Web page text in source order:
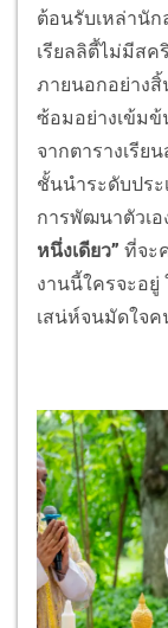
ต้อนรับเหล่านัก
เรียลลิตี้ไม่มีส
ภายนอกอย่างสิ้
ซ้อมอย่างเข้มข้
จากตารางเรี
ชั้นนำระดับประ
การพัฒนาตัวเอ
หนึ่งเดียว” ที่จะ
งานนี้ใครจะอยู่
เสน่ห์จนมัดใจค